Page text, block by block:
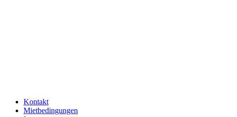
Kontakt
Mietbedingungen